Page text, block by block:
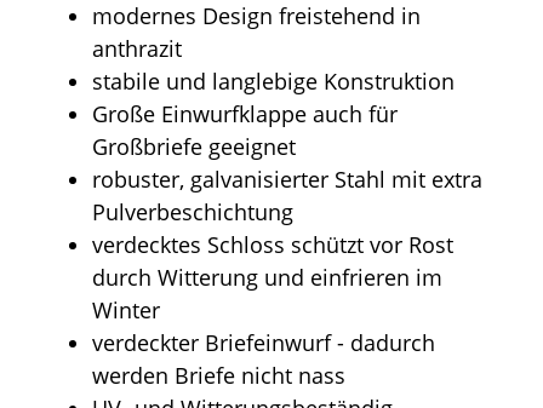
modernes Design freistehend in
anthrazit
stabile und langlebige Konstruktion
Große Einwurfklappe auch für
Großbriefe geeignet
robuster, galvanisierter Stahl mit extra
Pulverbeschichtung
verdecktes Schloss schützt vor Rost
durch Witterung und einfrieren im
Winter
verdeckter Briefeinwurf - dadurch
werden Briefe nicht nass